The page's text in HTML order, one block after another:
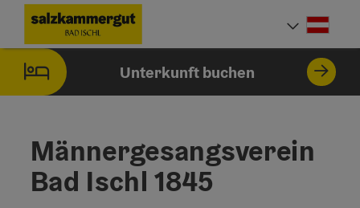
Zum InhaltAccesskey
[0]
Zur NavigationAccesskey
[1]
Zum Seitenanfang
Zur StartseiteAccesskey
[7]
Unterkunft buchen
Männergesangsverein
Bad Ischl 1845